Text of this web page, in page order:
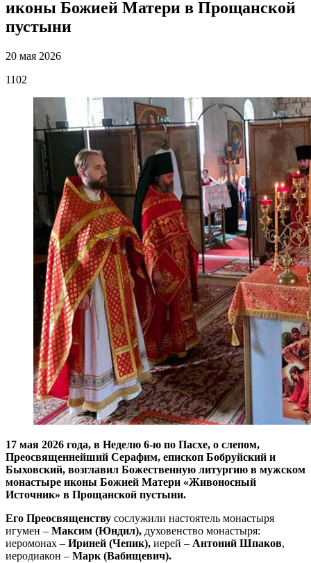
иконы Божией Матери в Прощанской
пустыни
20 мая 2026
1102
17 мая 2026 года, в Неделю 6-ю по Пасхе, о слепом,
Преосвященнейший Серафим, епископ Бобруйский и
Быховский, возглавил Божественную литургию в мужском
монастыре иконы Божией Матери «Живоносный
Источник» в Прощанской пустыни.
Его Преосвященству сослужили настоятель монастыря
игумен – Максим (Юндил), духовенство монастыря:
иеромонах – Ириней (Чепик), иерей – Антоний Шпаков,
иеродиакон – Марк (Вабищевич).